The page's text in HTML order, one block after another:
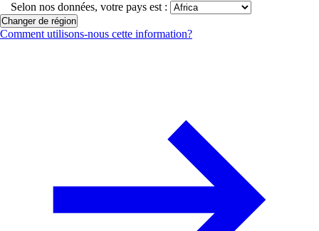
Selon nos données, votre pays est :
Changer de région
Comment utilisons-nous cette information?